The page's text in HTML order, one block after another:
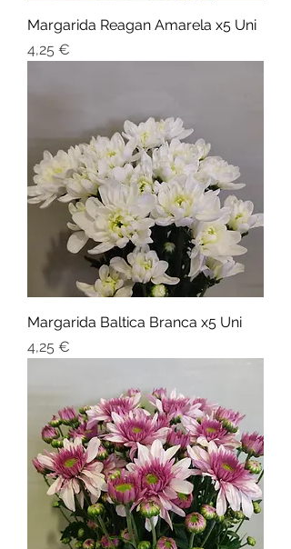
Margarida Reagan Amarela x5 Uni
Preço
4,25 €
Margarida Baltica Branca x5 Uni
Preço
4,25 €